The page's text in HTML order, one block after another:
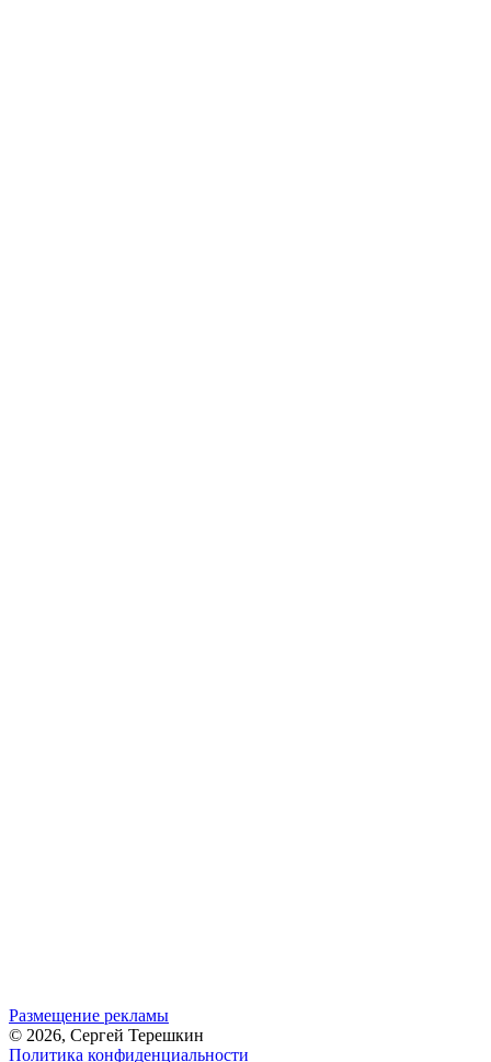
Размещение рекламы
© 2026, Сергей Терешкин
Политика конфиденциальности